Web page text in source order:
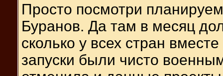
Просто посмотри
Буранов. Да там в месяц
сколько у всех стран
запуски были чисто